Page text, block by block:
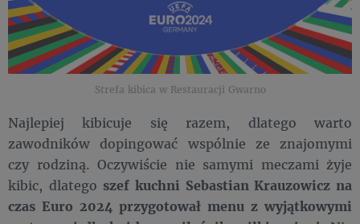
Strefa kibica w Restauracji Gwarno
Najlepiej kibicuje się razem, dlatego warto
zawodników dopingować wspólnie ze znajomymi
czy rodziną. Oczywiście nie samymi meczami żyje
kibic, dlatego szef kuchni Sebastian Krauzowicz na
czas Euro 2024 przygotował menu z wyjątkowymi